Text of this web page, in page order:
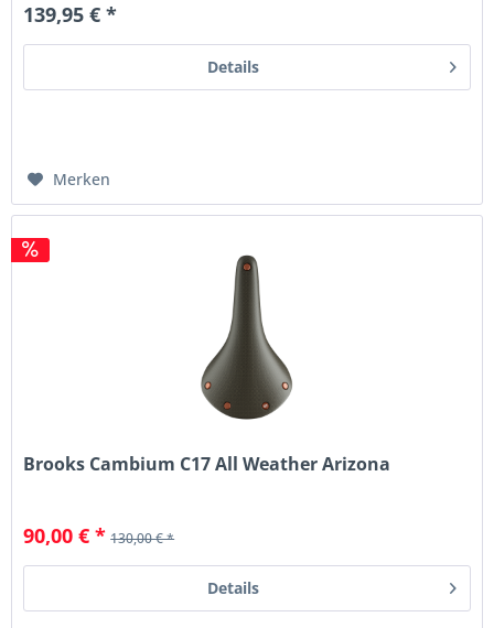
139,95 € *
Details
Merken
Brooks Cambium C17 All Weather Arizona
90,00 € * 130,00 € *
Details